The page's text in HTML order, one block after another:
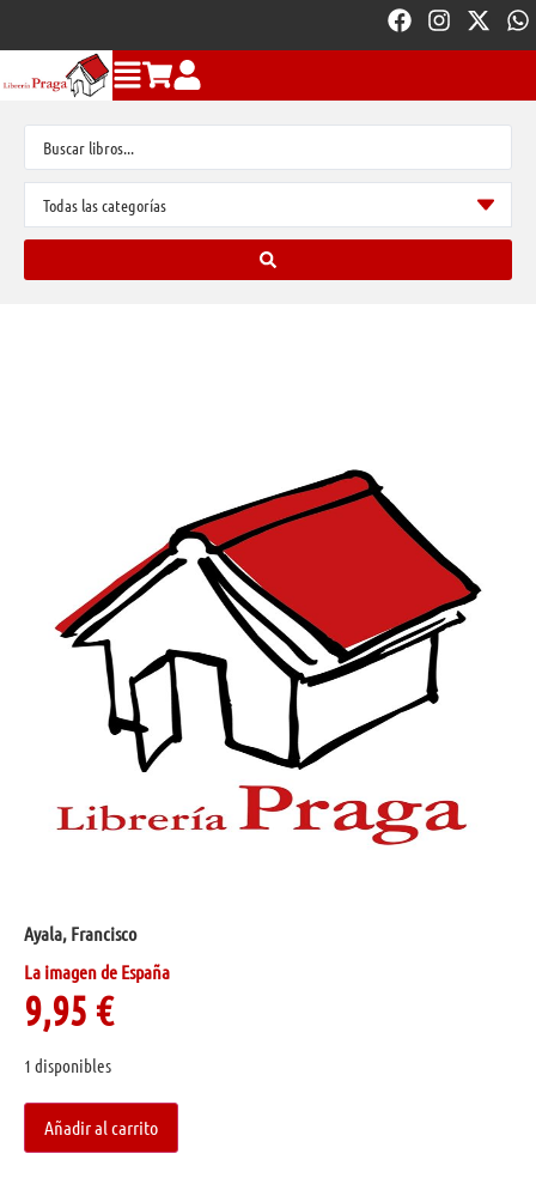
Ayala, Francisco
La imagen de España
9,95 €
1 disponibles
Añadir al carrito